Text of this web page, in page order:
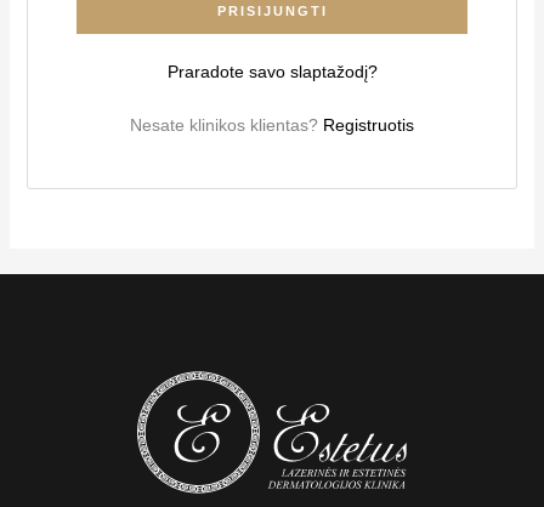
PRISIJUNGTI
Praradote savo slaptažodį?
Nesate klinikos klientas? Registruotis